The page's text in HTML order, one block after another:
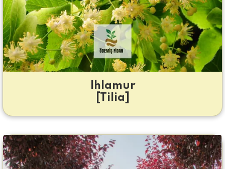
Ihlamur
[Tilia]